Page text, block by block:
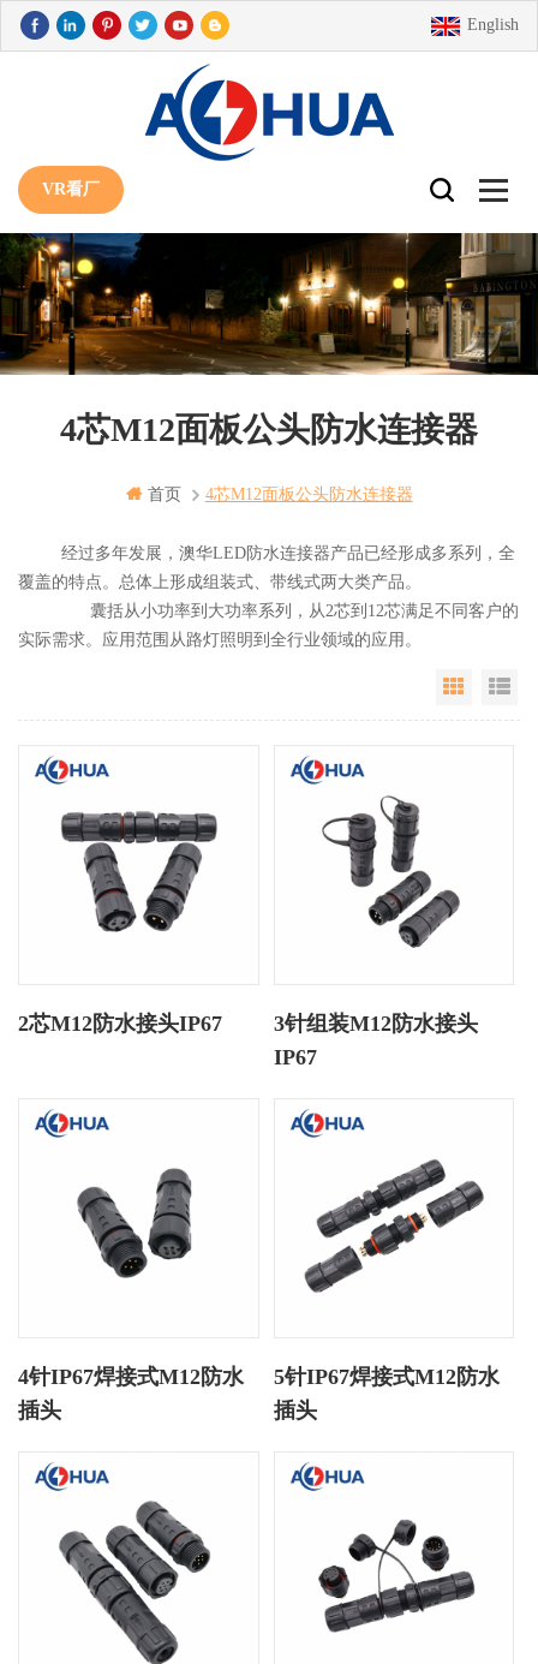
English
VR看厂
4芯M12面板公头防水连接器
首页 4芯m12面板公头防水连接器
经过多年发展，澳华LED防水连接器产品已经形成多系列，全
覆盖的特点。总体上形成组装式、带线式两大类产品。
囊括从小功率到大功率系列，从2芯到12芯满足不同客户的
实际需求。应用范围从路灯照明到全行业领域的应用。
Grid
2芯M12防水接头IP67
3针组装M12防水接头
IP67
4针IP67焊接式M12防水
插头
5针IP67焊接式M12防水
插头